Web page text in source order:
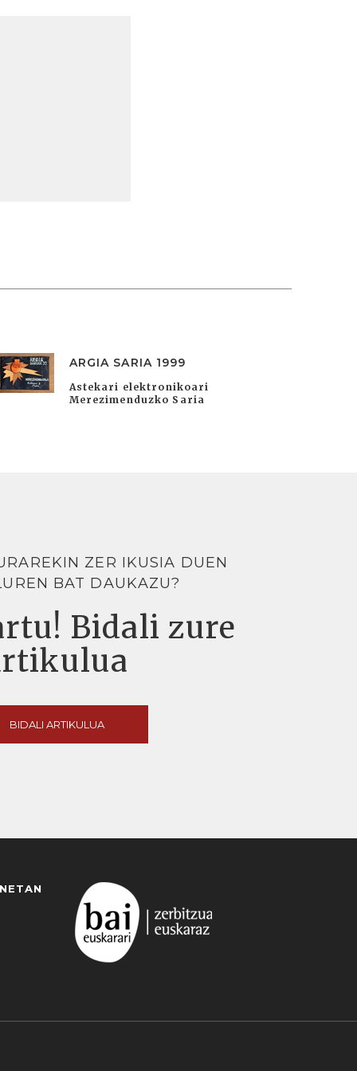
ARGIA SARIA 1999
Astekari elektronikoari
Merezimenduzko Saria
ZER IKUSIA DUEN
BAT DAUKAZU?
Bidali zure
BIDALI ARTIKULUA